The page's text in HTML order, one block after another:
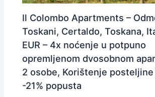
Il Colombo Apartments –
Toskani, Certaldo, Toskana,
EUR – 4x noćenje u potpuno
opremljenom dvosobnom
2 osobe, Korištenje
-21% popusta